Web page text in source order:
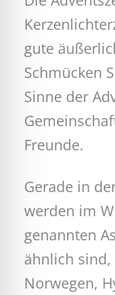
gute
Schmücken
Sinne der
Freunde.
Gerade in
werden im
genannten
ähnlich sind,
Norwegen,